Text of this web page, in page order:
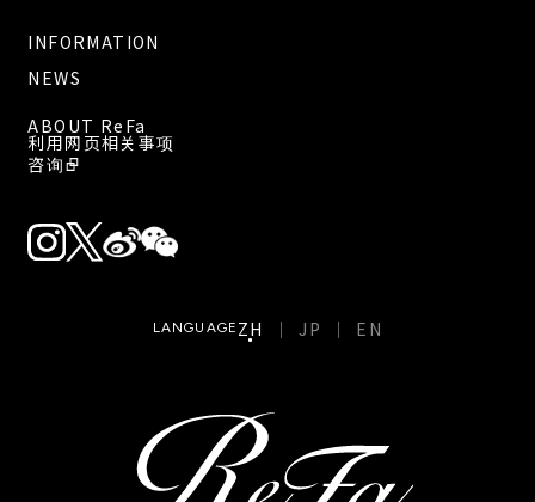
INFORMATION
NEWS
ABOUT ReFa
利用网页相关事项
咨询
LANGUAGE ZH JP EN